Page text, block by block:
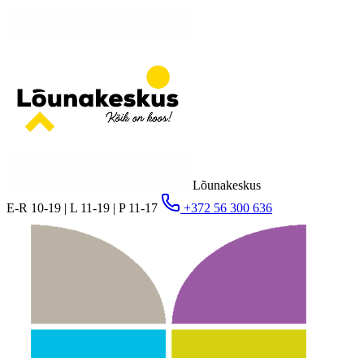
Lõunakeskus
E-R 10-19 | L 11-19 | P 11-17
+372 56 300 636